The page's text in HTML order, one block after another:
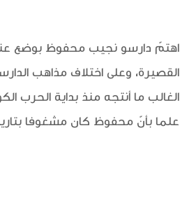
اهتمّ دارسو نجيب محفوظ بوضع
القصيرة، وعلى اختلاف مذاهب
الغالب ما أنتجه منذ بداية الحرب
علما بأنّ محفوظ كان مشغوفا